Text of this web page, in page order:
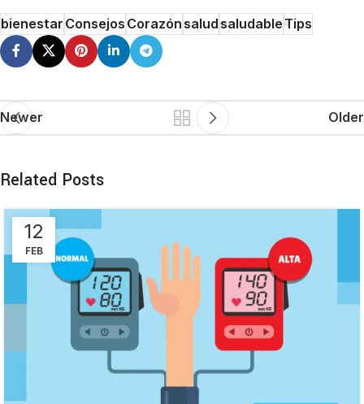
bienestarConsejosCorazónsaludsaludableTips
Newer Older
Related Posts
12
FEB